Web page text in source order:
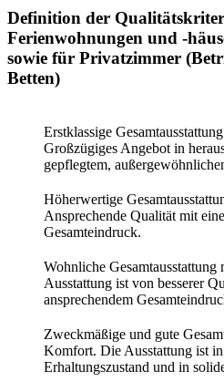
Definition der
Ferienwohnungen und -
sowie für Privatzimmer
Betten)
Erstklassige
Großzügiges Angebot in
gepflegtem,
Höherwertige
Ansprechende Qualität mit
Gesamteindruck.
Wohnliche
Ausstattung ist von besserer
ansprechendem
Zweckmäßige und gute
Komfort. Die Ausstattung ist
Erhaltungszustand und in